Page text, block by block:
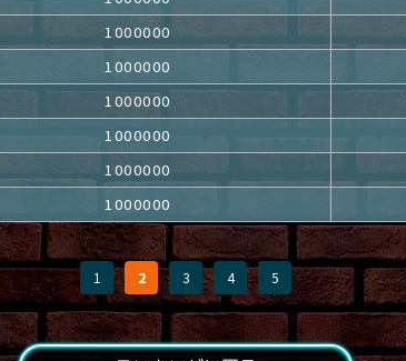
1000000
1000000
1000000
1000000
1000000
1000000
1 2 3 4 5